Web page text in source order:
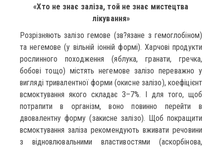
«Хто не знає заліза, той не знає мистецтва
лікування»
Розрізняють залізо гемове (зв?язане з гемоглобіном)
та негемове (у вільній іонній формі). Харчові продукти
рослинного походження (яблука, гранати, гречка,
бобові тощо) містять негемове залізо переважно у
вигляді тривалентної форми (окисне залізо), коефіцієнт
всмоктування якого складає 3–7%. І для того, щоб
потрапити в організм, воно повинно перейти в
двовалентну форму (закисне залізо). Щоб покращити
всмоктування заліза рекомендують вживати речовини
з відновлювальними властивостями (аскорбінова,